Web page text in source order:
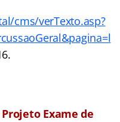
cms/verTexto.asp?
Projeto Exame de